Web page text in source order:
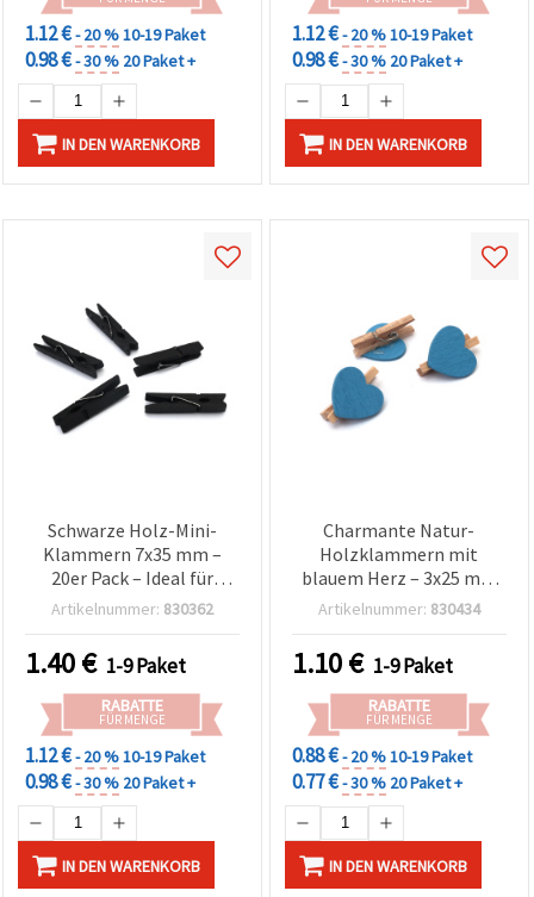
1.12 €- 20 %10-19 Paket
0.98 €- 30 % 20 Paket +
IN DEN WARENKORB
1.12 €- 20 %10-19 Paket
0.98 €- 30 % 20 Paket +
IN DEN WARENKORB
Schwarze Holz-Mini-
Klammern 7x35 mm –
20er Pack – Ideal für
Basteln, Fotowand,
Geschenkverpackung
Artikelnummer: 830362
1.40€ 1-9 Paket
RABATTE
FÜR MENGE
1.12 €- 20 %10-19 Paket
0.98 €- 30 % 20 Paket +
IN DEN WARENKORB
Charmante Natur-
Holzklammern mit
blauem Herz – 3x25 mm
(Set à 12) – Perfekt für
Geschenkanhänger
Artikelnummer: 830434
1.10€ 1-9 Paket
RABATTE
FÜR MENGE
0.88 €- 20 %10-19 Paket
0.77 €- 30 % 20 Paket +
IN DEN WARENKORB